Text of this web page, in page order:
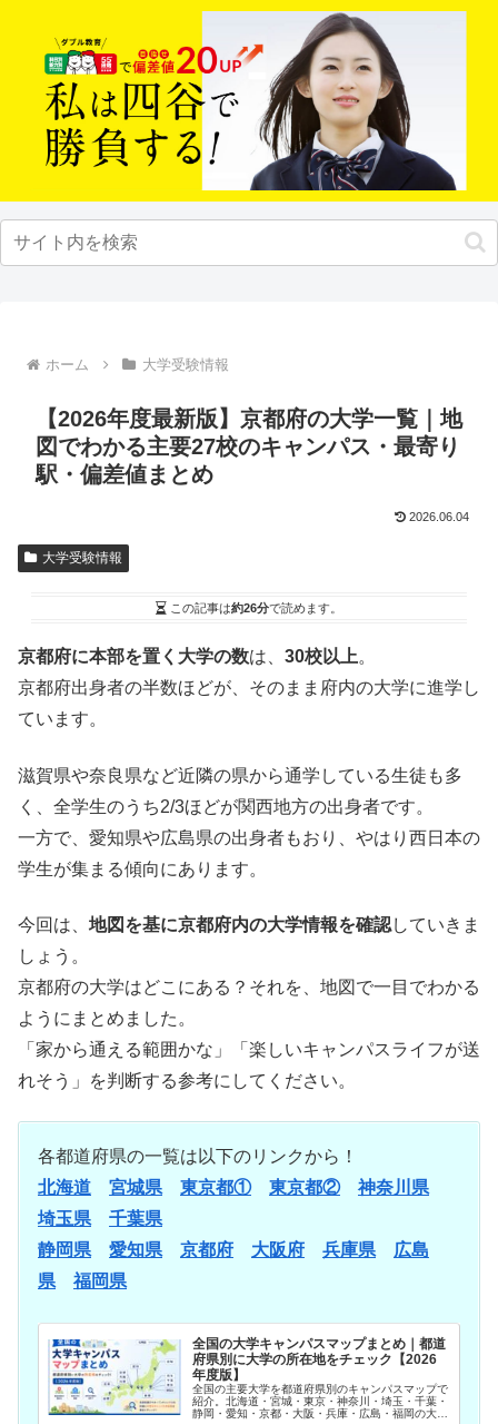
ホーム 大学受験情報
【2026年度最新版】京都府の大学一覧｜地
図でわかる主要27校のキャンパス・最寄り
駅・偏差値まとめ
2026.06.04
大学受験情報
この記事は約26分で読めます。
京都府に本部を置く大学の数は、 30校以上。
京都府出身者の半数ほどが、そのまま府内の大学に進学し
ています。
滋賀県や奈良県など近隣の県から通学している生徒も多
く、全学生のうち2/3ほどが関西地方の出身者です。
一方で、愛知県や広島県の出身者もおり、やはり西日本の
学生が集まる傾向にあります。
今回は、 地図を基に京都府内の大学情報を確認していきま
しょう。
京都府の大学はどこにある？それを、地図で一目でわかる
ようにまとめました。
「家から通える範囲かな」「楽しいキャンパスライフが送
れそう」を判断する参考にしてください。
各都道府県の一覧は以下のリンクから！
北海道
宮城県 東京都① 東京都②
神奈川県
埼玉県
千葉県
静岡県
愛知県 京都府 大阪府 兵庫県
広島
県
福岡県
全国の大学キャンパスマップまとめ｜都道
府県別に大学の所在地をチェック【2026
年度版】
全国の主要大学を都道府県別のキャンパスマップで
紹介。北海道・宮城・東京・神奈川・埼玉・千葉・
静岡・愛知・京都・大阪・兵庫・広島・福岡の大学